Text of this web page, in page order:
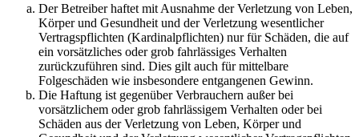
Der Betreiber haftet mit Ausnahme der Verletzung von Leben,
Körper und Gesundheit und der Verletzung wesentlicher
Vertragspflichten (Kardinalpflichten) nur für Schäden, die auf
ein vorsätzliches oder grob fahrlässiges Verhalten
zurückzuführen sind. Dies gilt auch für mittelbare
Folgeschäden wie insbesondere entgangenen Gewinn.
Die Haftung ist gegenüber Verbrauchern außer bei
vorsätzlichem oder grob fahrlässigem Verhalten oder bei
Schäden aus der Verletzung von Leben, Körper und